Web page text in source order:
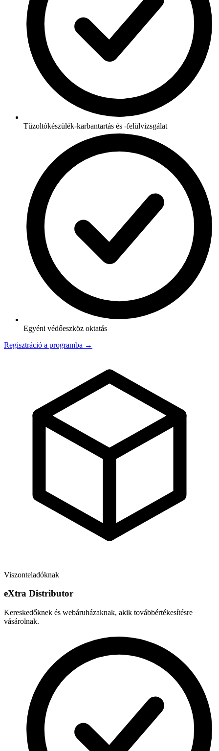
Tűzoltókészülék-karbantartás és -felülvizsgálat
Egyéni védőeszköz oktatás
Regisztráció a programba →
Viszonteladóknak
eXtra Distributor
Kereskedőknek és webáruházaknak, akik továbbértékesítésre
vásárolnak.